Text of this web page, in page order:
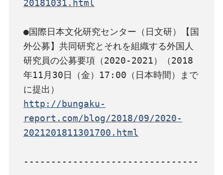
20181031.html
●国際日本文化研究センター（日文研）【国
外公募】共同研究とそれを組織する外国人
研究員の公募要項（2020-2021）（2018
年11月30日（金）17:00（日本時間）まで
http://bungaku-
report.com/blog/2018/09/2020-
2021201811301700.html
--------------------------------